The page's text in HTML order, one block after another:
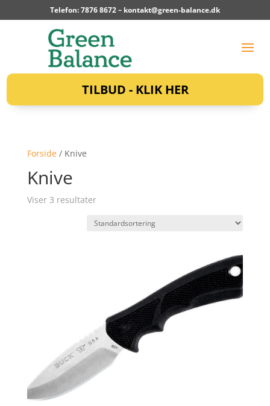
Telefon: 7876 8672 – kontakt@green-balance.dk
TILBUD - KLIK HER
Forside/ Knive
Knive
Viser 3 resultater